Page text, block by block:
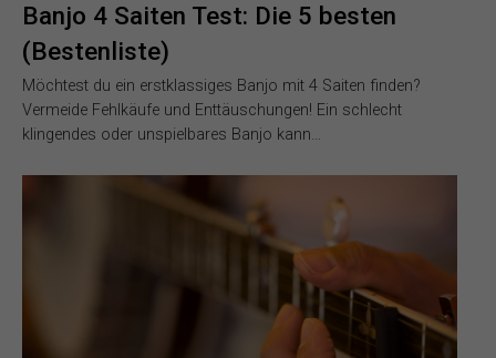
Banjo 4 Saiten Test: Die 5 besten
(Bestenliste)
Möchtest du ein erstklassiges Banjo mit 4 Saiten finden?
Vermeide Fehlkäufe und Enttäuschungen! Ein schlecht
klingendes oder unspielbares Banjo kann…